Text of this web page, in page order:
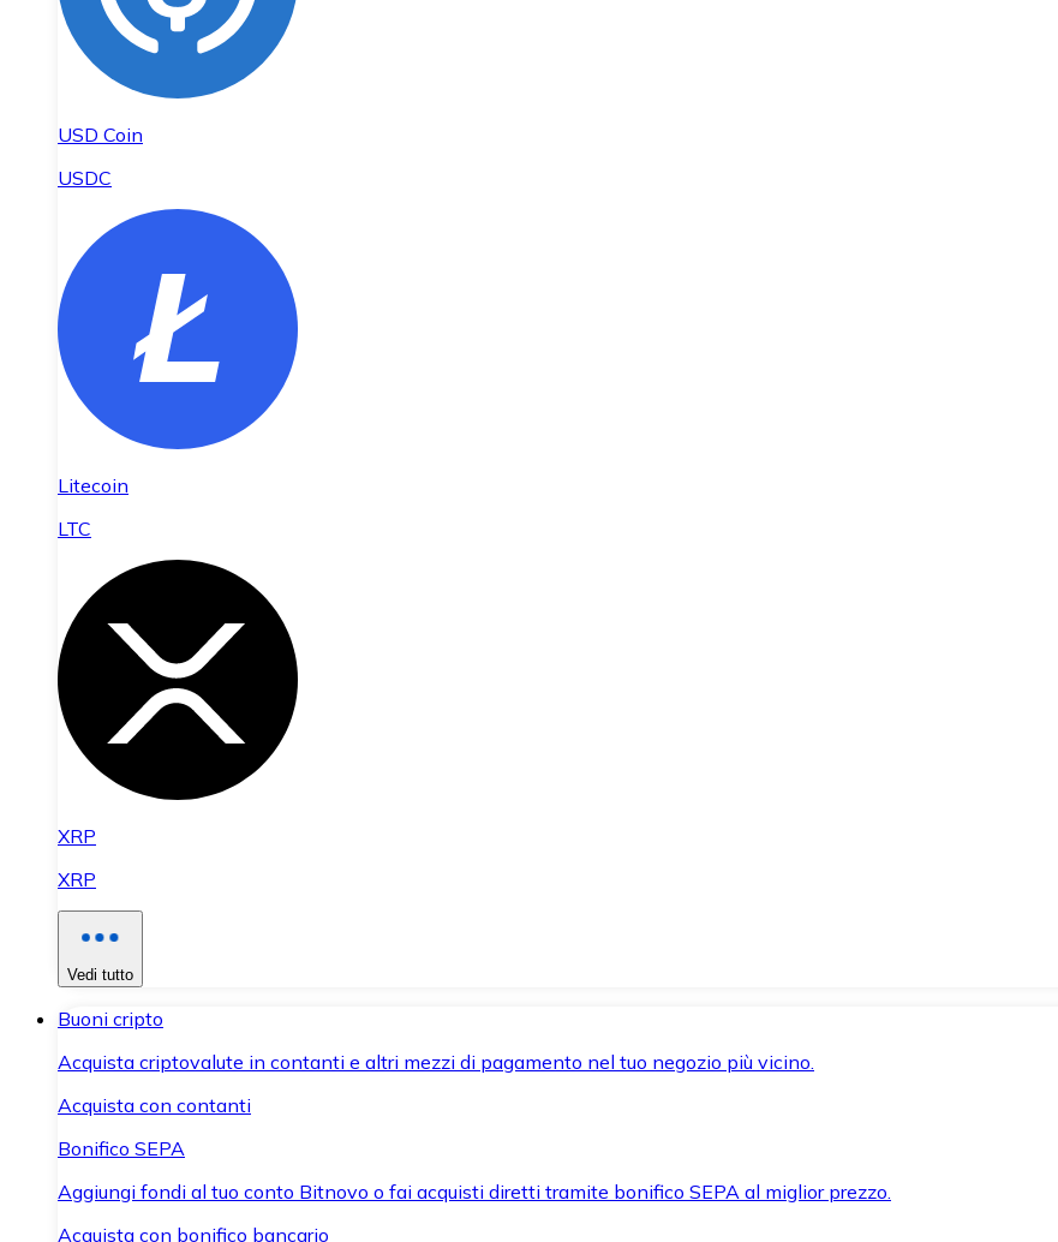
USD Coin
USDC
Litecoin
LTC
XRP
XRP
Vedi tutto
Buoni cripto
Acquista criptovalute in contanti e altri mezzi di pagamento nel tuo negozio più vicino.
Acquista con contanti
Bonifico SEPA
Aggiungi fondi al tuo conto Bitnovo o fai acquisti diretti tramite bonifico SEPA al miglior prezzo.
Acquista con bonifico bancario